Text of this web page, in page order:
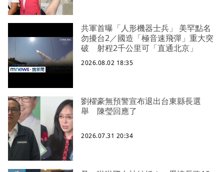
共軍首曝「人形機器士兵」 美罕點名
勿擾台2／國造「極音速飛彈」重大突
破 射程2千公里可「直通北京」
2026.08.02 18:35
劉櫂豪無預警宣布退出台東縣長選
舉 陳瑩回應了
2026.07.31 20:34